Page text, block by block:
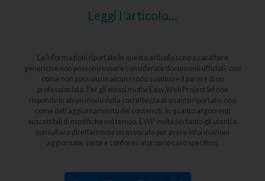
Leggi l'articolo...
Le informazioni riportate in questo articolo sono a carattere
generico e non possono essere considerate documenti ufficiali, così
come non possono in alcun modo sostituire il parere di un
professionista. Per gli stessi motivi Easy Web Project Srl non
risponde in alcun modo della correttezza di quanto riportato, così
come dell’aggiornamento dei contenuti, in quanto argomenti
suscettibili di modifiche nel tempo. EWP invita pertanto gli utenti a
consultare direttamente un avvocato per avere informazioni
aggiornate, certe e conformi al proprio caso specifico.